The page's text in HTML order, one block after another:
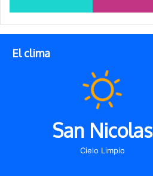
El clima
San Nicolas
Cielo Limpio